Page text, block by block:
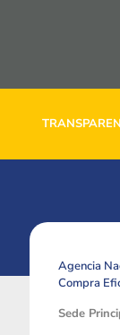
Agencia
Compra
Sede